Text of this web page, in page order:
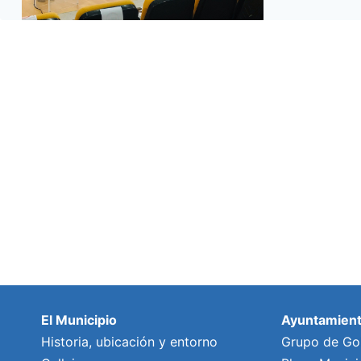
El Municipio
Historia, ubicación y entorno
Grupo de